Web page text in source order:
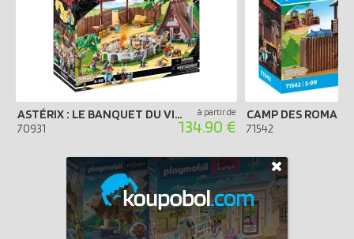
ASTÉRIX : LE BANQUET DU VILLAGE
70931
à partir de
134.90 €
CAMP DES
71542